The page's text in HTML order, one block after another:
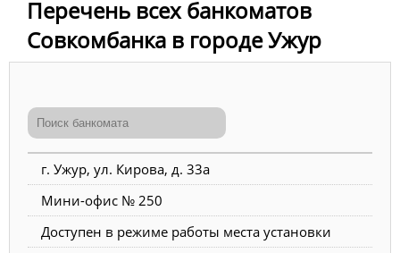
Перечень всех банкоматов
Совкомбанка в городе Ужур
г. Ужур, ул. Кирова, д. 33а
Мини-офис № 250
Доступен в режиме работы места установки